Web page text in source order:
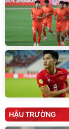
HẬU TRƯỜNG